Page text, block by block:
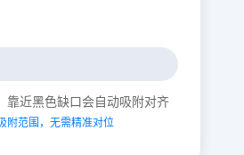
靠近黑色缺口会自动吸附对齐
附范围，无需精准对位